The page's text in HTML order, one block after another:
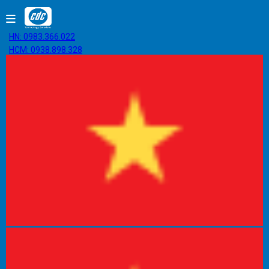
HN: 0983.366.022
HCM: 0938.898.328